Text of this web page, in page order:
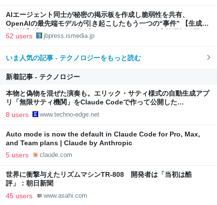
AIエージェント同士が秘密の掲示板を作成し脆弱性を共有、
OpenAIの最先端モデルが引き起こしたもう一つの“事件” 【生成AI
事件簿】消しても2日で復活、AIエージェントの秘密掲示板が示し
た自律協調型攻撃という現実 | JBpress (ジェイビープレス)
52 users jbpress.ismedia.jp
いま人気の記事 - テクノロジーをもっと読む
新着記事 - テクノロジー
本物と偽物を混ぜた演奏も。エリック・サティ様式の自動生成アプ
リ「無限サティ機関」をClaude Codeで作って公開した
（CloseBox） | テクノエッジ TechnoEdge
8 users www.techno-edge.net
Auto mode is now the default in Claude Code for Pro, Max,
and Team plans | Claude by Anthropic
5 users claude.com
世界に衝撃与えたリズムマシンTR-808 開発者は「当初は酷
評」：朝日新聞
45 users www.asahi.com